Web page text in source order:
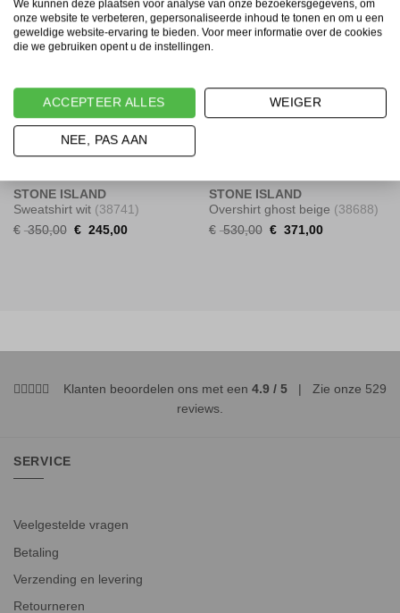
Sale!
-30%
STONE ISLAND
Sweatshirt wit (38741)
€ 350,00 Original
€ 245,00Current
Sale!
-30%
STONE ISLAND
Overshirt ghost beige (38688)
€ 530,00 Original
€ 371,00Current
Klanten beoordelen ons met een 4.9 / 5 | Zie onze 529
reviews
SERVICE
Veelgestelde vragen
Betaling
Verzending en levering
Retourneren
We kunnen deze plaatsen voor analyse van onze bezoekersgegevens, om
onze website te verbeteren, gepersonaliseerde inhoud te tonen en om u een
geweldige website-ervaring te bieden. Voor meer informatie over de cookies
die we gebruiken opent u de instellingen.
ACCEPTEER ALLES WEIGER
NEE, PAS AAN